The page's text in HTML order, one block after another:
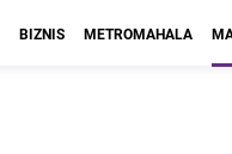
BIZNIS METROMAHALA